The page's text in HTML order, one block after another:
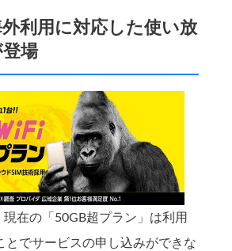
利用に対応した使い放
場
在の「50GB超プラン」は利用
とでサービスの申し込みができな